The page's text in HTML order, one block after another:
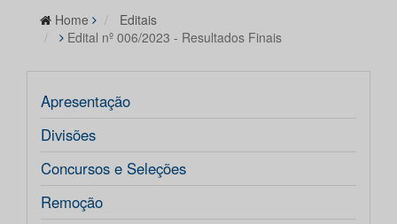
Home
Editais
Edital nº 006/2023 - Resultados Finais
Apresentação
Divisões
Concursos e Seleções
Remoção